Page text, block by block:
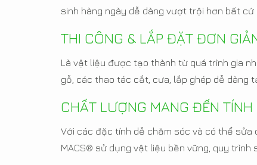
sinh hàng ngày dễ dàng vượt trội hơn bất cứ
THI CÔNG & LẮP ĐẶT ĐƠN
Là vật liệu được tạo thành từ quá trình gia
gỗ, các thao tác cắt, cưa, lắp ghép dễ dàng
CHẤT LƯỢNG MANG ĐẾN TÍNH
Với các đặc tính dễ chăm sóc và có thể
MACS® sử dụng vật liệu bền vững, quy